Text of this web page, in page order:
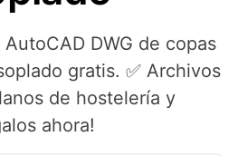
DWG de copas
gratis. ✅ Archivos
de hostelería y
ahora!